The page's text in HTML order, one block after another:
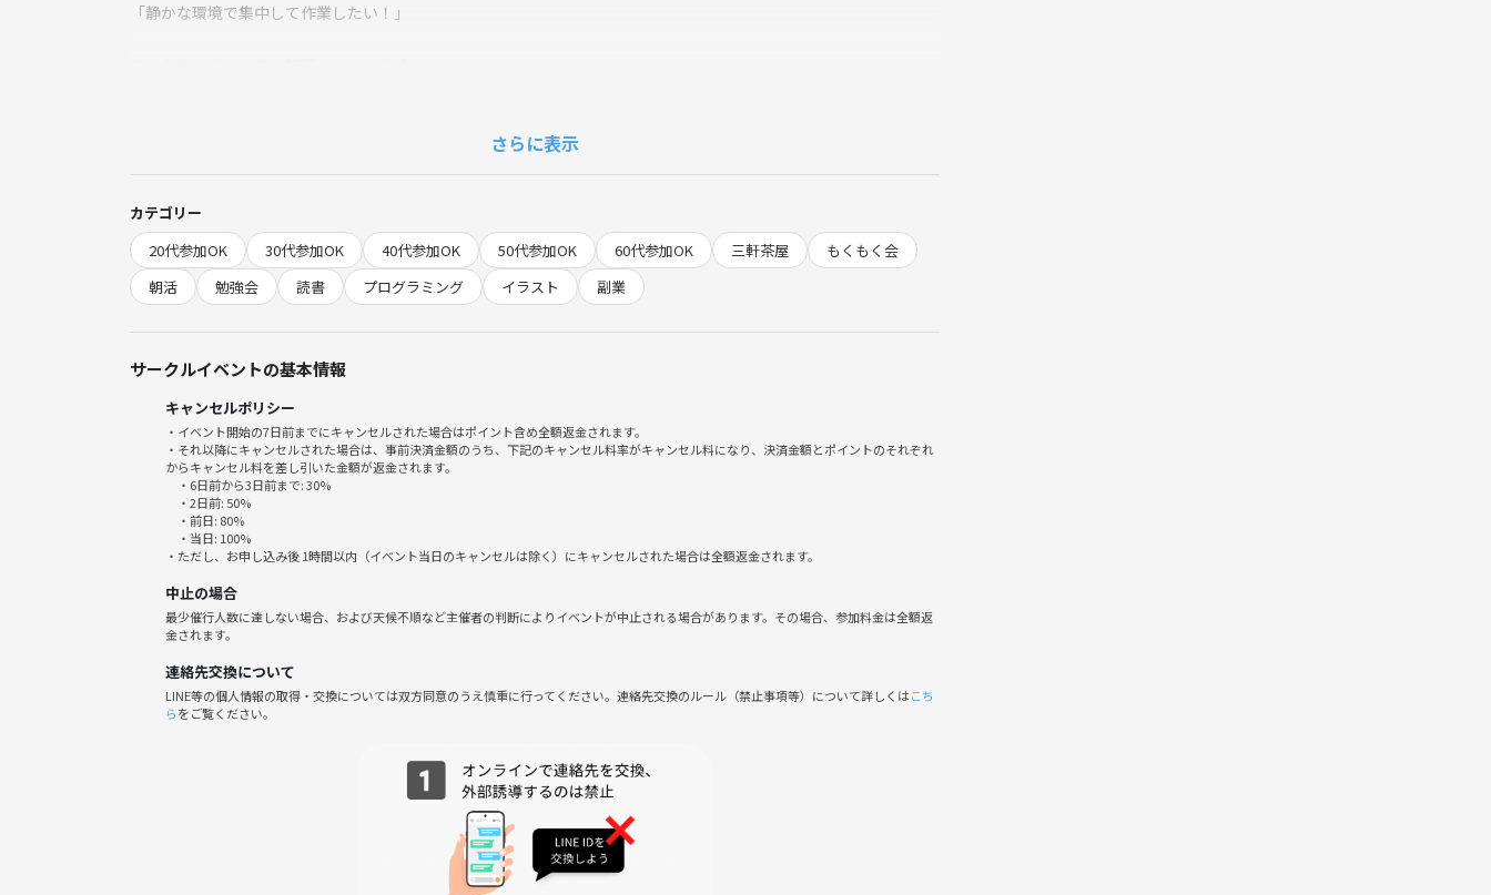
「静かな環境で集中して作業したい！」
勉強・仕事・副業・読書・創作活動など、取り組む内容は自由です！
━━━━━━━━━━━━━━
✏️ 作業内容は自由！
━━━━━━━━━━━━━━
📙 読書
📝 資格の勉強
📱 アプリ開発
💻 仕事や副業の作業
📚 自主学習
などなど！
━━━━━━━━━━━━━━
━━━━━━━━━━━━━━
さらに表示
カテゴリー
20代参加OK
30代参加OK 40代参加OK 50代参加OK 60代参加OK 三軒茶屋
もくもく会
朝活
勉強会 読書 プログラミング イラスト 副業
サークルイベントの基本情報
キャンセルポリシー
・イベント開始の7日前までにキャンセルされた場合はポイント含め全額返金されます。
・それ以降にキャンセルされた場合は、事前決済金額のうち、下記のキャンセル料率がキャンセル料になり、決済金額とポイントのそれぞれ
からキャンセル料を差し引いた金額が返金されます。
・6日前から3日前まで: 30%
・2日前: 50%
・前日: 80%
・当日: 100%
・ただし、お申し込み後 1時間以内（イベント当日のキャンセルは除く）にキャンセルされた場合は全額返金されます。
中止の場合
最少催行人数に達しない場合、および天候不順など主催者の判断によりイベントが中止される場合があります。その場合、参加料金は全額返
金されます。
連絡先交換について
LINE等の個人情報の取得・交換については双方同意のうえ慎重に行ってください。連絡先交換のルール（禁止事項等）について詳しくはこち
らをご覧ください。